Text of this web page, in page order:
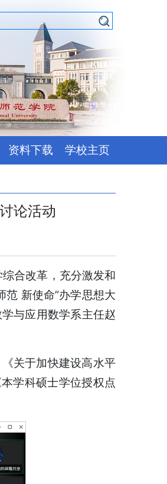
资料下载 学校主页
论活动
合改革，充分激发和
新使命”办学思想大
与应用数学系主任赵
关于加快建设高水平
学科硕士学位授权点